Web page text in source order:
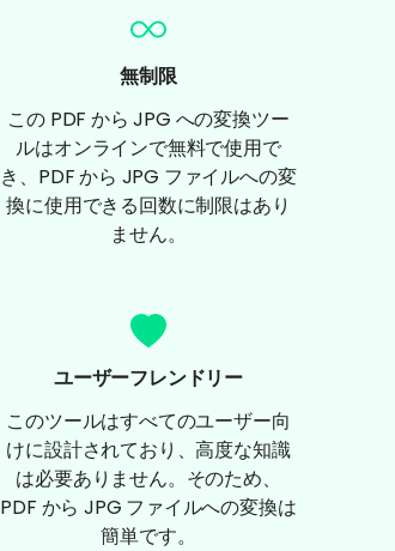
無制限
この PDF から JPG への変換ツー
ルはオンラインで無料で使用で
き、PDF から JPG ファイルへの変
換に使用できる回数に制限はあり
ません。
ユーザーフレンドリー
このツールはすべてのユーザー向
けに設計されており、高度な知識
は必要ありません。そのため、
PDF から JPG ファイルへの変換は
簡単です。